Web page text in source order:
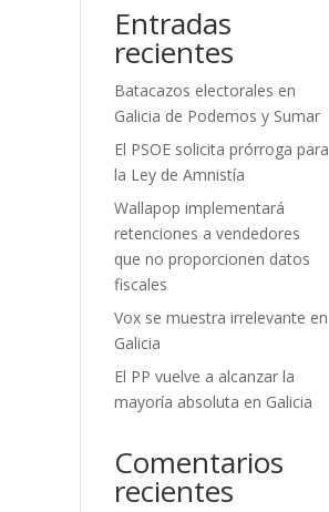
Entradas
recientes
Batacazos electorales en
Galicia de Podemos y Sumar
El PSOE solicita prórroga para
la Ley de Amnistía
Wallapop implementará
retenciones a vendedores
que no proporcionen datos
fiscales
Vox se muestra irrelevante en
Galicia
El PP vuelve a alcanzar la
mayoría absoluta en Galicia
Comentarios
recientes